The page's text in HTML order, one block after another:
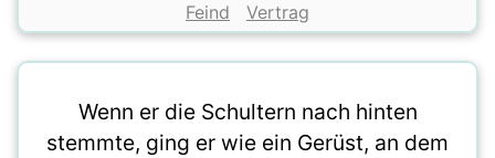
Feind Vertrag
Wenn er die Schultern nach hinten
stemmte, ging er wie ein Gerüst, an dem